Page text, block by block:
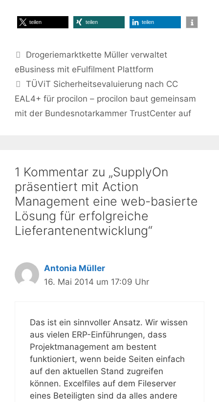
teilen teilen teilen
Drogeriemarktkette Müller verwaltet
eBusiness mit eFulfilment Plattform
TÜViT Sicherheitsevaluierung nach CC
EAL4+ für procilon – procilon baut gemeinsam
mit der Bundesnotarkammer TrustCenter auf
1 Kommentar zu „SupplyOn
präsentiert mit Action
Management eine web-basierte
Lösung für erfolgreiche
Lieferantenentwicklung“
Antonia Müller
16. Mai 2014 um 17:09 Uhr
Das ist ein sinnvoller Ansatz. Wir wissen
aus vielen ERP-Einführungen, dass
Projektmanagement am bestent
funktioniert, wenn beide Seiten einfach
auf den aktuellen Stand zugreifen
können. Excelfiles auf dem Fileserver
eines Beteiligten sind da alles andere